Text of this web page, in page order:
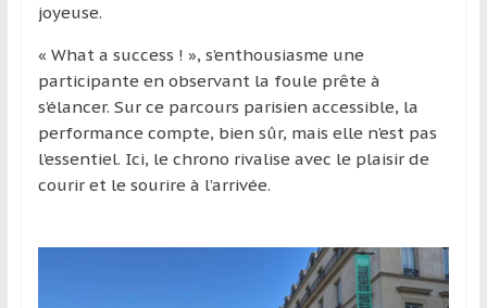
joyeuse.
« What a success ! », s’enthousiasme une
participante en observant la foule prête à
s’élancer. Sur ce parcours parisien accessible, la
performance compte, bien sûr, mais elle n’est pas
l’essentiel. Ici, le chrono rivalise avec le plaisir de
courir et le sourire à l’arrivée.